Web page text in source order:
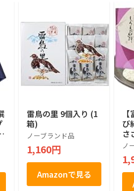
雷鳥の里 9個入り (1
箱)
ノーブランド品
1,160円
Amazonで見る
び
さ
べ
北
ノ